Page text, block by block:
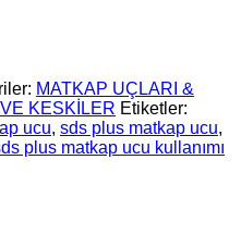
MATKAP UÇLARI &
KESKİLER Etiketler:
ucu, sds plus matkap ucu,
plus matkap ucu kullanımı